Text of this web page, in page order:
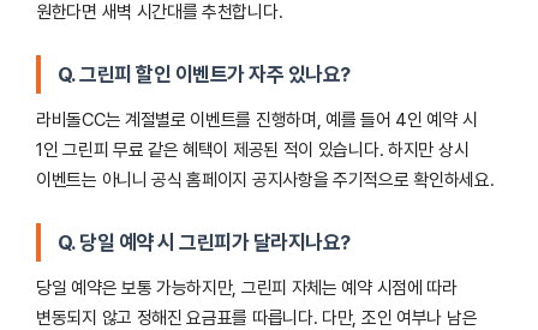
원한다면 새벽 시간대를 추천합니다.
Q. 그린피 할인 이벤트가 자주 있나요?
라비돌CC는 계절별로 이벤트를 진행하며, 예를 들어 4인 예약 시
1인 그린피 무료 같은 혜택이 제공된 적이 있습니다. 하지만 상시
이벤트는 아니니 공식 홈페이지 공지사항을 주기적으로 확인하세요.
Q. 당일 예약 시 그린피가 달라지나요?
당일 예약은 보통 가능하지만, 그린피 자체는 예약 시점에 따라
변동되지 않고 정해진 요금표를 따릅니다. 다만, 조인 여부나 남은